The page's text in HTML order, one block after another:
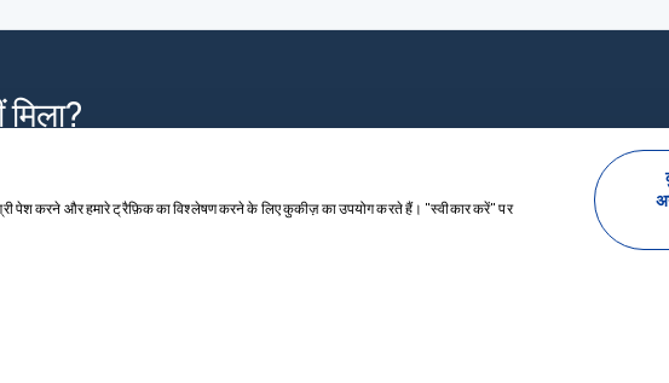
पेश करने और हमारे ट्रैफ़िक का विश्लेषण करने के लिए कुकीज़ का उपयोग करते हैं। "स्वीकार करें" पर